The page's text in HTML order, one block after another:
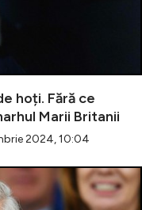
hoți. Fără ce
Marii Britanii
2024, 10:04